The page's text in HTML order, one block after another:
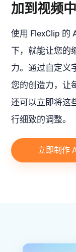
加到视频中
使用 FlexClip 的
下，就能让您的
力。通过自定义
您的创造力，让
还可以立即将这
行细致的调整。
立即制作